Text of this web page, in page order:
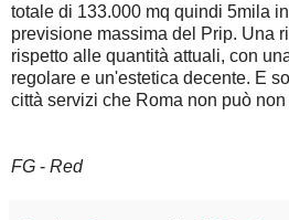
totale di 133.000 mq quindi 5mila
previsione massima del Prip. Una
rispetto alle quantità attuali, con
regolare e un'estetica decente. E
città servizi che Roma non può non
FG - Red